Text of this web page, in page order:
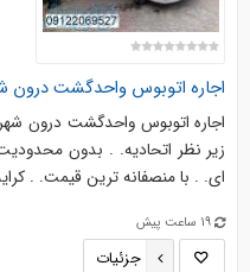
اجاره اتوبوس واحدگشت درون
اجاره اتوبوس واحدگشت درون
زیر نظر اتحادیه. . بدون
ای. . با منصفانه ترین قیمت. . کرایه اتوبوس ۲۵ نفره
19 ساعت پیش
جزئیات